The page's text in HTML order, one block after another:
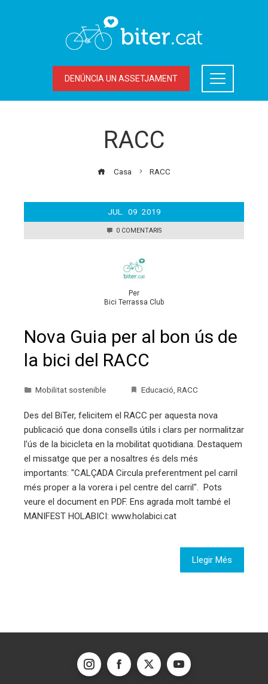
DENÚNCIA UN ASSETJAMENT
RACC
Casa RACC
JUL. 09 2019
0 COMENTARIS
Per
Bici Terrassa Club
Nova Guia per al bon ús de
la bici del RACC
Mobilitat sostenible Educació RACC
Des del BiTer, felicitem el RACC per aquesta nova
publicació que dona consells útils i clars per normalitzar
l'ús de la bicicleta en la mobilitat quotidiana. Destaquem
el missatge que per a nosaltres és dels més
importants: "CALÇADA Circula preferentment pel carril
més proper a la vorera i pel centre del carril". Pots
veure el document en PDF. Ens agrada molt també el
MANIFEST HOLABICI: www.holabici.cat
Llegir Més